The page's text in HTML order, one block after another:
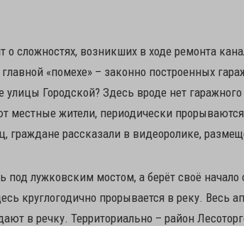
о сложностях, возникших в ходе ремонта
«помехе» – законно построенных
Городской? Здесь вроде нет гаражного
местные жители, периодически
граждане рассказали в видеоролике,
под лужковским мостом, а берёт своё начало
круглогодично прорывается в реку. Весь
в речку. Территориально – район